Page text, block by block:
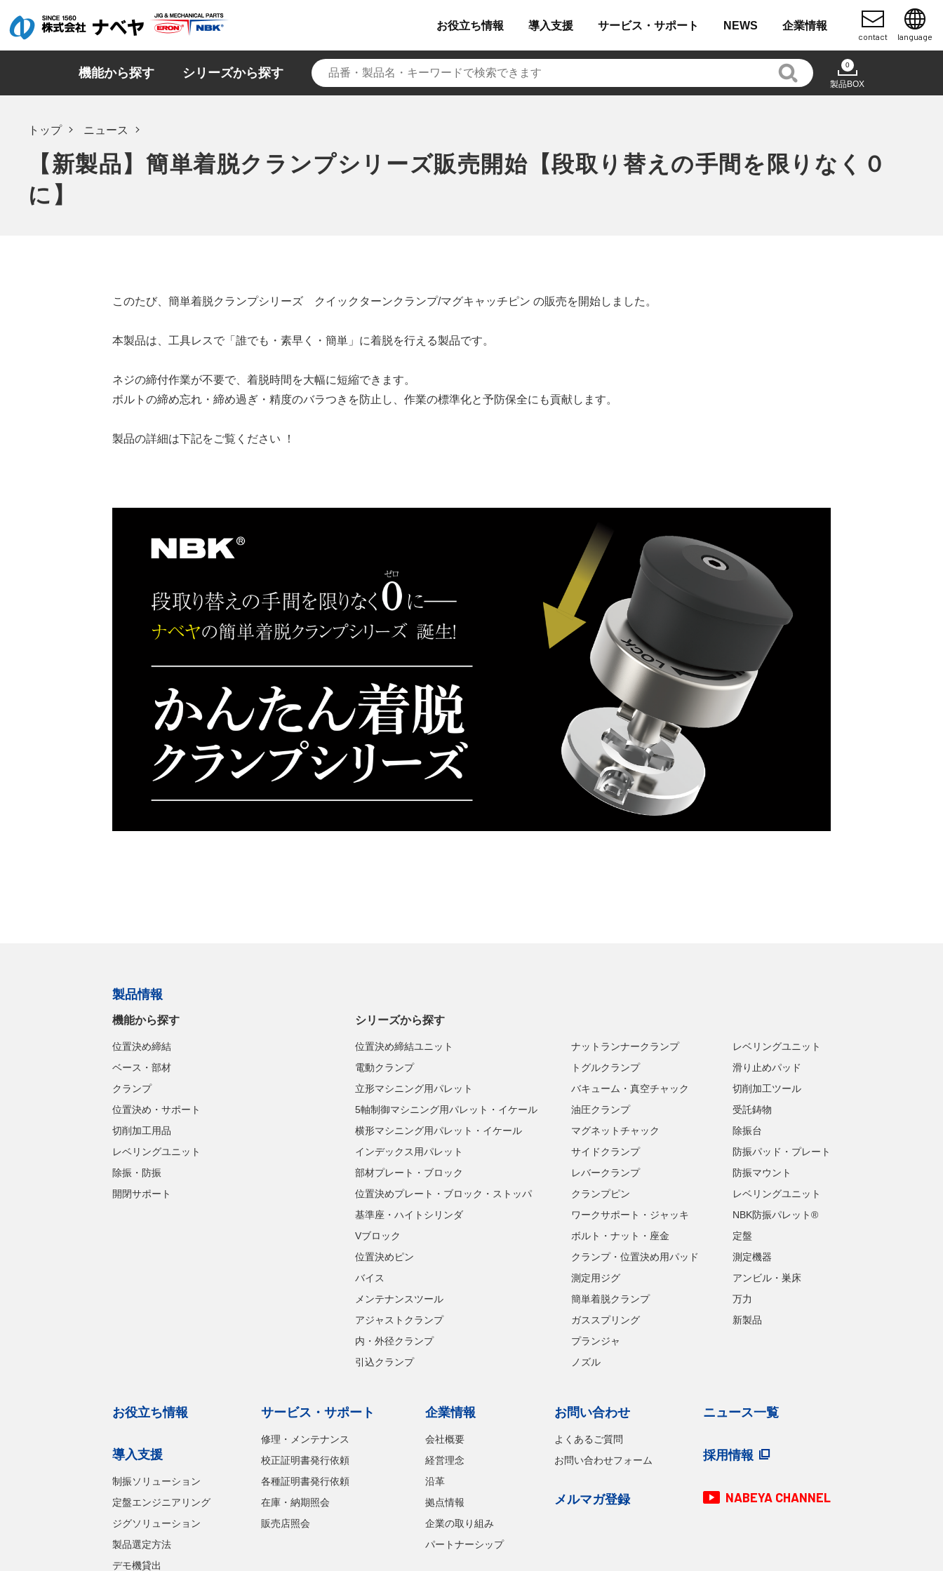
お役立ち情報 導入支援 サービス・ サポート NEWS 企業情報
contact language
機能から探す シリーズから探す
0
製品BOX
トップ ニュース
【新製品】簡単着脱クランプシリーズ販売開始【段取り替えの手間を限りなく０
に】
このたび、簡単着脱クランプシリーズ クイックターンクランプ/マグキャッチピン の販売を開始しました。
本製品は、工具レスで「誰でも・素早く・簡単」に着脱を行える製品です。
ネジの締付作業が不要で、着脱時間を大幅に短縮できます。
ボルトの締め忘れ・締め過ぎ・精度のバラつきを防止し、作業の標準化と予防保全にも貢献します。
製品の詳細は下記をご覧ください ！
製品情報
機能から探す
位置決め締結
ベース・部材
クランプ
位置決め・サポート
切削加工用品
レベリングユニット
除振・防振
開閉サポート
シリーズから探す
位置決め締結ユニット
電動クランプ
立形マシニング用パレット
5軸制御マシニング用パレット・イケール
横形マシニング用パレット・イケール
インデックス用パレット
部材プレート・ブロック
位置決めプレート・ブロック・ストッパ
基準座・ハイトシリンダ
Vブロック
位置決めピン
バイス
メンテナンスツール
アジャストクランプ
内・外径クランプ
引込クランプ
ナットランナークランプ
トグルクランプ
バキューム・真空チャック
油圧クランプ
マグネットチャック
サイドクランプ
レバークランプ
クランプピン
ワークサポート・ジャッキ
ボルト・ナット・座金
クランプ・位置決め用パッド
測定用ジグ
簡単着脱クランプ
ガススプリング
プランジャ
ノズル
レベリングユニット
滑り止めパッド
切削加工ツール
受託鋳物
除振台
防振パッド・プレート
防振マウント
レベリングユニット
NBK防振パレット®
定盤
測定機器
アンビル・巣床
万力
新製品
お役立ち情報
導入支援
制振ソリューション
定盤エンジニアリング
ジグソリューション
製品選定方法
デモ機貸出
サービス・サポート
修理・メンテナンス
校正証明書発行依頼
各種証明書発行依頼
在庫・納期照会
販売店照会
企業情報
会社概要
経営理念
沿革
拠点情報
企業の取り組み
パートナーシップ
お問い合わせ
よくあるご質問
お問い合わせフォーム
メルマガ登録
ニュース一覧
採用情報
NABEYA CHANNEL